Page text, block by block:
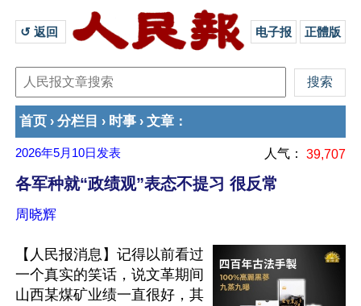
↺ 返回 电子报 正體版
首页 › 分栏目 › 时事 › 文章 ：
2026年5月10日 发表 人气： 39,707
各军种就“政绩观”表态不提习 很反常
周晓辉
【人民报消息】记得以前看过
一个真实的笑话，说文革期间
山西某煤矿业绩一直很好，其